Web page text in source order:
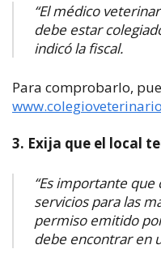
“El médico
debe estar
indicó la fiscal.
Para comprobarlo,
3. Exija que el local
“Es importante
servicios para las
permiso emitido
debe encontrar en